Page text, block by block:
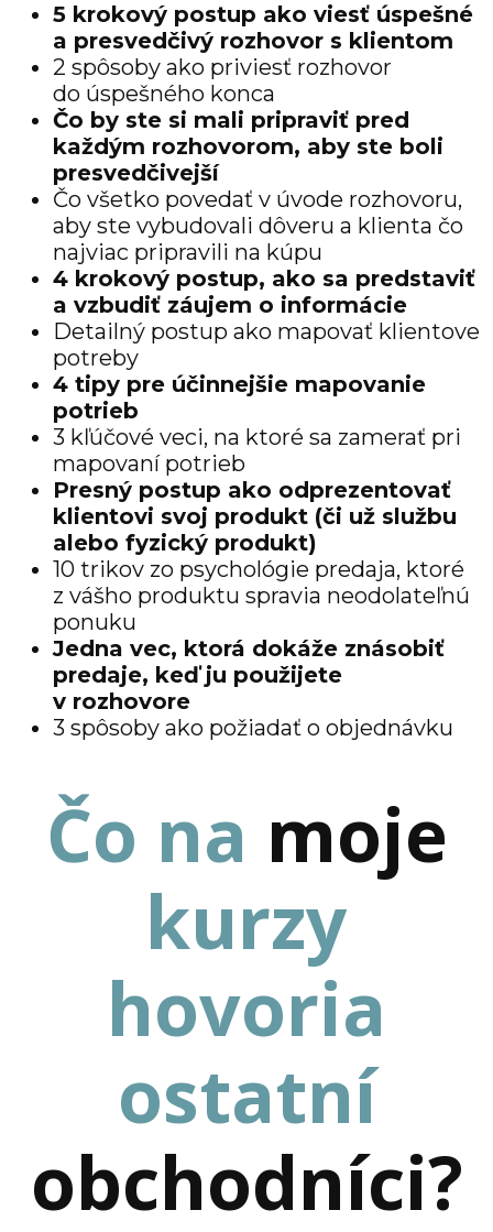
5 krokový postup ako viesť úspešné
a presvedčivý rozhovor s klientom
2 spôsoby ako priviesť rozhovor
do úspešného konca
Čo by ste si mali pripraviť pred
každým rozhovorom, aby ste boli
presvedčivejší
Čo všetko povedať v úvode rozhovoru,
aby ste vybudovali dôveru a klienta čo
najviac pripravili na kúpu
4 krokový postup, ako sa predstaviť
a vzbudiť záujem o informácie
Detailný postup ako mapovať klientove
potreby
4 tipy pre účinnejšie mapovanie
potrieb
3 kľúčové veci, na ktoré sa zamerať pri
mapovaní potrieb
Presný postup ako odprezentovať
klientovi svoj produkt (či už službu
alebo fyzický produkt)
10 trikov zo psychológie predaja, ktoré
z vášho produktu spravia neodolateľnú
ponuku
Jedna vec, ktorá dokáže znásobiť
predaje, keď ju použijete
v rozhovore
3 spôsoby ako požiadať o objednávku
Čo na moje
kurzy
hovoria
ostatní
obchodníci?